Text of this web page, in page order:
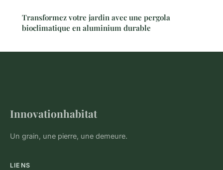
Transformez votre jardin avec une pergola
bioclimatique en aluminium durable
Innovationhabitat
Un grain, une pierre, une demeure.
LIENS